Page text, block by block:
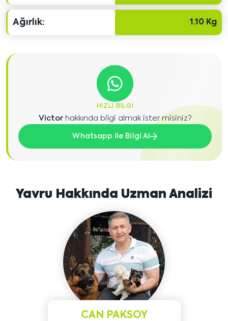
Ağırlık: 1.10 Kg
HIZLI BILGI
Victorhakkında bilgi almak ister misiniz?
Whatsapp ile Bilgi Al
Yavru Hakkında Uzman Analizi
CAN PAKSOY